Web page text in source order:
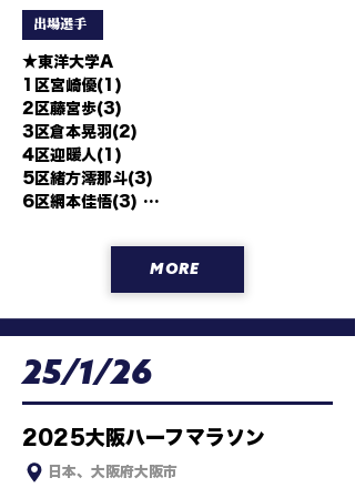
出場選手
★東洋大学A
1区宮崎優(1)
2区藤宮歩(3)
3区倉本晃羽(2)
4区迎暖人(1)
5区緒方澪那斗(3)
6区網本佳悟(3)
1区久保田琉月(2)
3区岸本遼太郎(3)
4区田中純(2)
6区内堀勇(1)
★イシシと愉快な仲間たち
2区小林亮太(4)
4区北村勇貴(4)
MORE
25/1/26
2025大阪ハーフマラソン
日本、大阪府大阪市